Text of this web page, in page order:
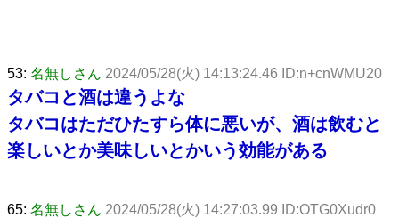
53: 名無しさん 2024/05/28(火) 14:13:24.46 ID:n+cnWMU20
タバコと酒は違うよな
タバコはただひたすら体に悪いが、酒は飲むと
楽しいとか美味しいとかいう効能がある
65: 名無しさん 2024/05/28(火) 14:27:03.99 ID:OTG0Xudr0